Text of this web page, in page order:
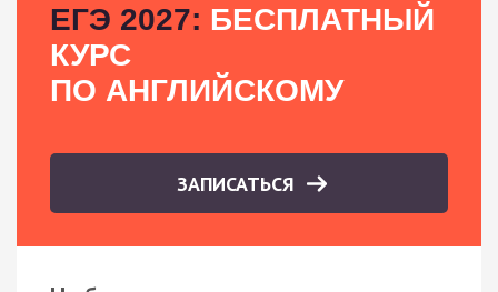
ЕГЭ 2027: БЕСПЛАТНЫЙ
КУРС
ПО АНГЛИЙСКОМУ
ЗАПИСАТЬСЯ